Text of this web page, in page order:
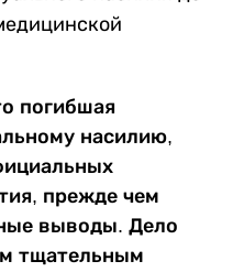
погибшая
насилию,
прежде чем
выводы. Дело
тщательным